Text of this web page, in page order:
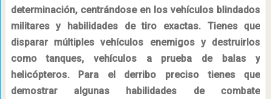
determinación, centrándose en los vehículos blindados
militares y habilidades de tiro exactas. Tienes que
disparar múltiples vehículos enemigos y destruirlos
como tanques, vehículos a prueba de balas y
helicópteros. Para el derribo preciso tienes que
demostrar algunas habilidades de combate